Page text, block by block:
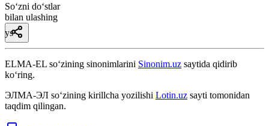
So‘zni do‘stlar
bilan ulashing
ys
ELMA-EL so‘zining sinonimlarini Sinonim.uz saytida qidirib
ko‘ring.
ЭЛМА-ЭЛ so‘zining kirillcha yozilishi Lotin.uz sayti tomonidan
taqdim qilingan.